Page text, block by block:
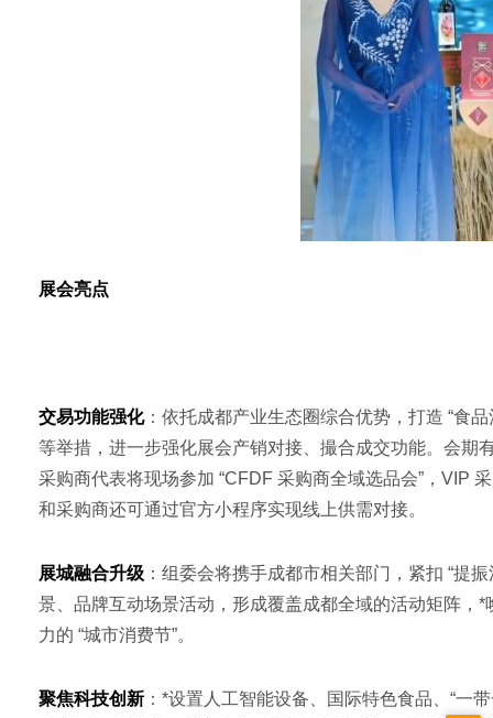
展会亮点
交易功能强化：依托成都产业生态圈综合优势，打造 “食
等举措，进一步强化展会产销对接、撮合成交功能。会期
采购商代表将现场参加 “CFDF 采购商全域选品会”，VIP
和采购商还可通过官方小程序实现线上供需对接。
展城融合升级 ：组委会将携手成都市相关部门，紧扣 “提
景、品牌互动场景活动，形成覆盖成都全域的活动矩阵，*
力的 “城市消费节”。
聚焦科技创新 ：*设置人工智能设备、国际特色食品、“一